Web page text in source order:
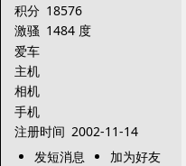
积分 18576
激骚 1484 度
爱车
主机
相机
手机
注册时间 2002-11-14
发短消息
加为好友